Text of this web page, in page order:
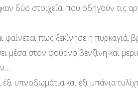
δύο στοιχεία, που οδηγούν τις
πως ξεκίνησε η πυρκαγιά,
μέσα στον φούρνο βενζίνη και
υπνοδωμάτια και έξι μπάνια